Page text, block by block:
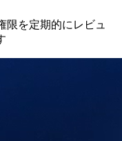
限を定期的にレビュ